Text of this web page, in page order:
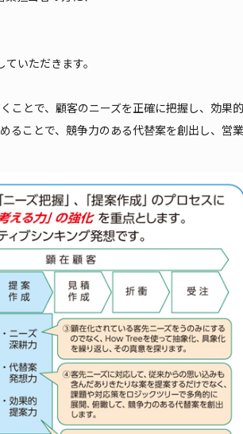
いただきます。
とで、顧客のニーズを正確に把握し、効果
ことで、競争力のある代替案を創出し、営